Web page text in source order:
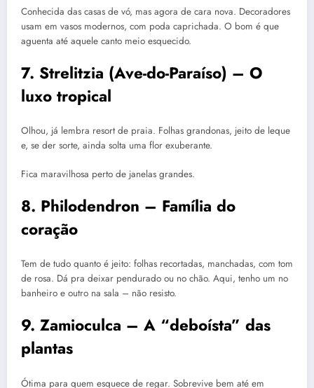
Conhecida das casas de vó, mas agora de cara nova. Decoradores
usam em vasos modernos, com poda caprichada. O bom é que
aguenta até aquele canto meio esquecido.
7. Strelitzia (Ave-do-Paraíso) – O
luxo tropical
Olhou, já lembra resort de praia. Folhas grandonas, jeito de leque
e, se der sorte, ainda solta uma flor exuberante.
Fica maravilhosa perto de janelas grandes.
8. Philodendron – Família do
coração
Tem de tudo quanto é jeito: folhas recortadas, manchadas, com tom
de rosa. Dá pra deixar pendurado ou no chão. Aqui, tenho um no
banheiro e outro na sala – não resisto.
9. Zamioculca – A “deboísta” das
plantas
Ótima para quem esquece de regar. Sobrevive bem até em